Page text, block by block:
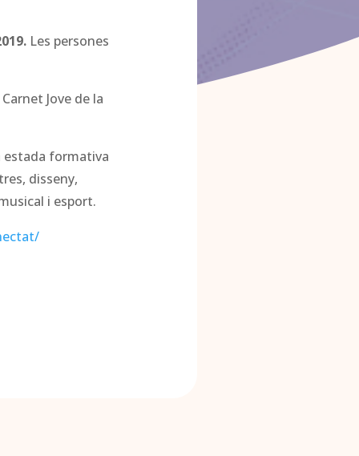
Les persones
Jove de la
estada formativa
disseny,
i esport.